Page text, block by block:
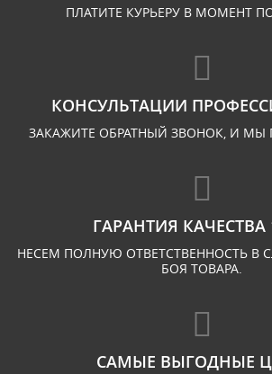
ПЛАТИТЕ КУРЬЕРУ В МОМЕНТ
КОНСУЛЬТАЦИИ
ЗАКАЖИТЕ ОБРАТНЫЙ ЗВОНОК, И
ГАРАНТИЯ КАЧЕСТВА
НЕСЕМ ПОЛНУЮ ОТВЕТСТВЕННОСТЬ В
БОЯ ТОВАРА.
САМЫЕ ВЫГОДНЫЕ